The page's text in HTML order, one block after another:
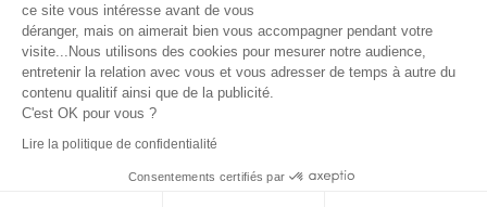
© 2026, Totemia
Plan du site
CGV/CGU
Politique de
ce site vous intéresse avant de vous
déranger, mais on aimerait bien vous accompagner pendant votre
visite...Nous utilisons des cookies pour mesurer notre audience,
entretenir la relation avec vous et vous adresser de temps à autre du
contenu qualitif ainsi que de la publicité.
C'est OK pour vous ?
Lire la politique de confidentialité
Consentements certifiés par